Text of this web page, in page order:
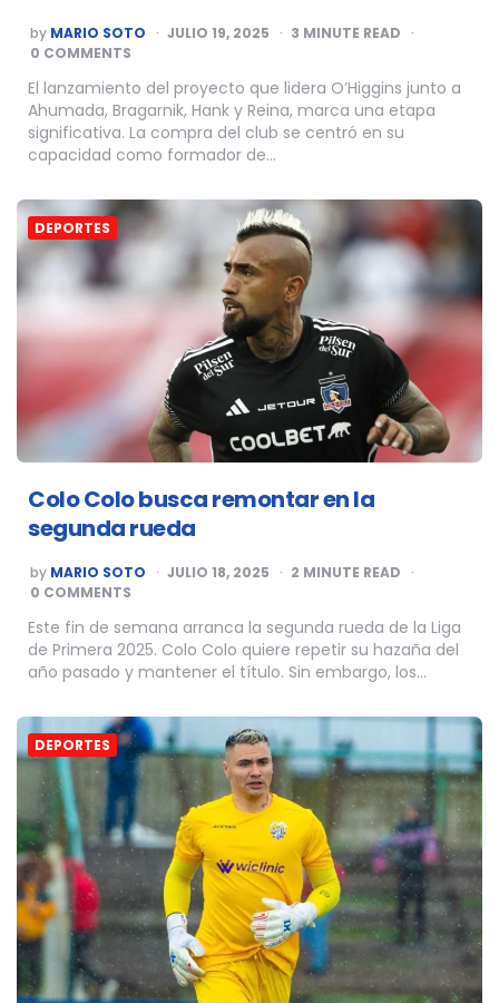
POSTED
BY
by MARIO SOTO JULIO 19, 2025 3 MINUTE READ
0 COMMENTS
El lanzamiento del proyecto que lidera O’Higgins junto a
Ahumada, Bragarnik, Hank y Reina, marca una etapa
significativa. La compra del club se centró en su
capacidad como formador de…
DEPORTES
Colo Colo busca remontar en la
segunda rueda
POSTED
BY
by MARIO SOTO JULIO 18, 2025 2 MINUTE READ
0 COMMENTS
Este fin de semana arranca la segunda rueda de la Liga
de Primera 2025. Colo Colo quiere repetir su hazaña del
año pasado y mantener el título. Sin embargo, los…
DEPORTES